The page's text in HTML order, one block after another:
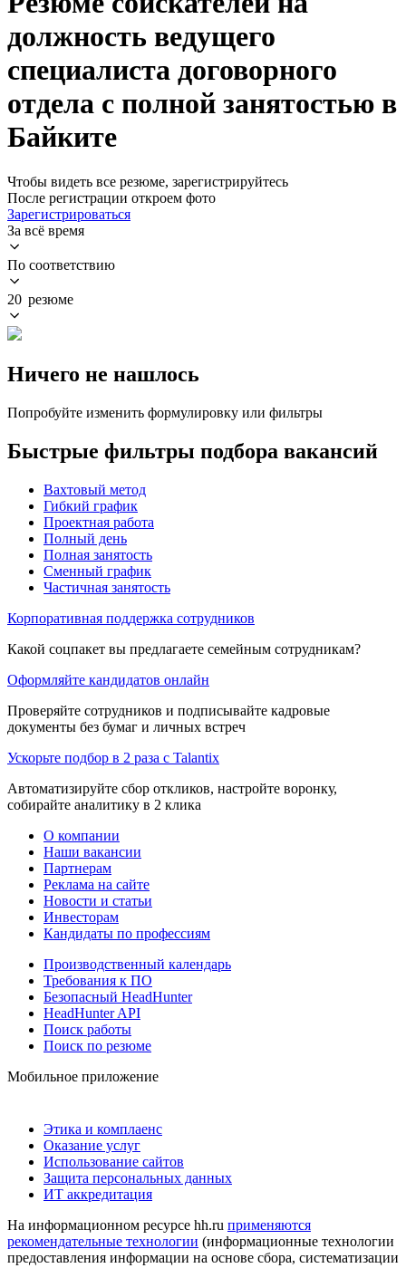
должность ведущего
специалиста договорного
отдела с полной занятостью в
Байките
Чтобы видеть все резюме, зарегистрируйтесь
После регистрации откроем фото
Зарегистрироваться
За всё время
По соответствию
20 резюме
Ничего не нашлось
Попробуйте изменить формулировку или фильтры
Быстрые фильтры подбора вакансий
Вахтовый метод
Гибкий график
Проектная работа
Полный день
Полная занятость
Сменный график
Частичная занятость
Корпоративная поддержка сотрудников
Какой соцпакет вы предлагаете семейным сотрудникам?
Оформляйте кандидатов онлайн
Проверяйте сотрудников и подписывайте кадровые
документы без бумаг и личных встреч
Ускорьте подбор в 2 раза с Talantix
Автоматизируйте сбор откликов, настройте воронку,
собирайте аналитику в 2 клика
О компании
Наши вакансии
Партнерам
Реклама на сайте
Новости и статьи
Инвесторам
Кандидаты по профессиям
Производственный календарь
Требования к ПО
Безопасный HeadHunter
HeadHunter API
Поиск работы
Поиск по резюме
Мобильное приложение
Этика и комплаенс
Оказание услуг
Использование сайтов
Защита персональных данных
ИТ аккредитация
На информационном ресурсе hh.ru применяются
рекомендательные технологии (информационные технологии
предоставления информации на основе сбора, систематизации